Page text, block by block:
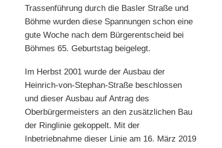
Trassenführung durch die Basler Straße und
Böhme wurden diese Spannungen schon eine
gute Woche nach dem Bürgerentscheid bei
Böhmes 65. Geburtstag beigelegt.
Im Herbst 2001 wurde der Ausbau der
Heinrich-von-Stephan-Straße beschlossen
und dieser Ausbau auf Antrag des
Oberbürgermeisters an den zusätzlichen Bau
der Ringlinie gekoppelt. Mit der
Inbetriebnahme dieser Linie am 16. März 2019